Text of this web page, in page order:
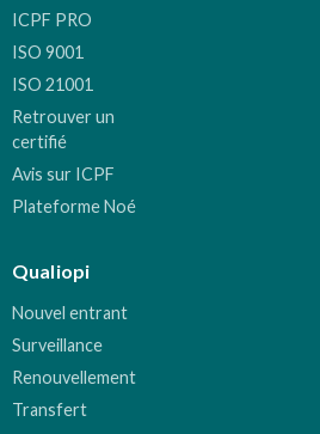
ICPF PRO
ISO 9001
ISO 21001
Retrouver un
certifié
Avis sur ICPF
Plateforme Noé
Qualiopi
Nouvel entrant
Surveillance
Renouvellement
Transfert